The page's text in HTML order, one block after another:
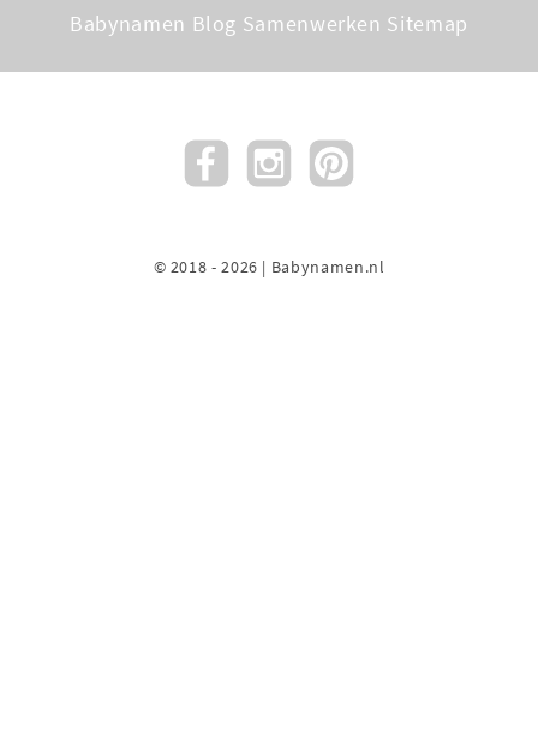
Babynamen Blog Samenwerken Sitemap
© 2018 - 2026 | Babynamen.nl